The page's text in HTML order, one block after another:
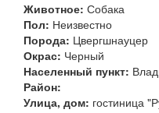
Животное: Собака
Пол: Неизвестно
Порода: Цвергшнауцер
Окрас: Черный
Населенный пункт:
Район:
Улица, дом: гостиница